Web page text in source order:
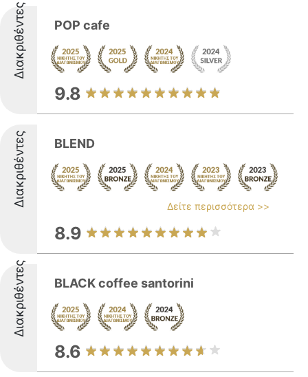
Διακριθέντες POP cafe
9.8
Διακριθέντες BLEND
Δείτε περισσότερα >>
8.9
Διακριθέντες BLACK coffee santorini
8.6